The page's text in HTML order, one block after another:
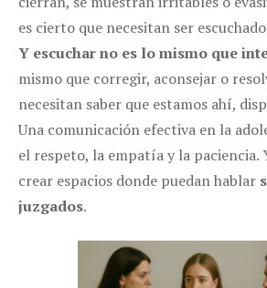
es cierto que necesitan ser
Y escuchar no es lo mismo que
mismo que corregir, aconsejar o
necesitan saber que estamos ahí,
Una comunicación efectiva en la
el respeto, la empatía y la paciencia.
crear espacios donde puedan hablar
juzgados.